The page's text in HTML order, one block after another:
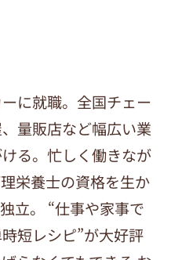
に就職。全国チェー
量販店など幅広い業
る。忙しく働きなが
栄養士の資格を生か
立。 “仕事や家事で
短レシピ”が大好評